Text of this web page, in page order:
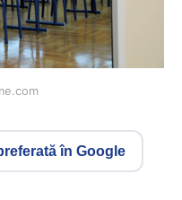
în Google